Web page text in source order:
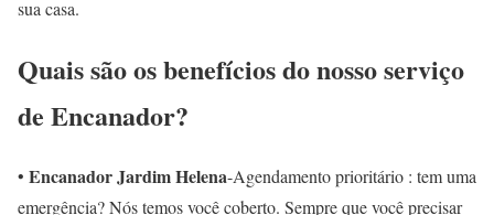
sua casa.
Quais são os benefícios do nosso serviço
de Encanador?
• Encanador Jardim Helena-Agendamento prioritário : tem uma
emergência? Nós temos você coberto. Sempre que você precisar